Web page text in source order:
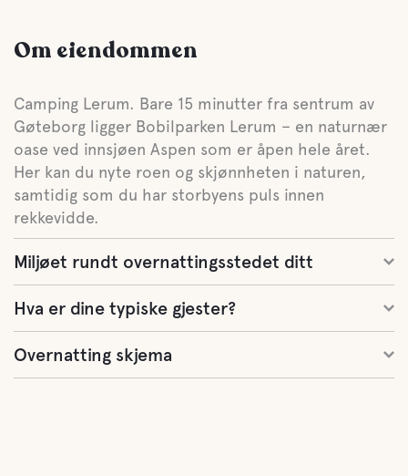
Om eiendommen
Camping Lerum. Bare 15 minutter fra sentrum av
Gøteborg ligger Bobilparken Lerum – en naturnær
oase ved innsjøen Aspen som er åpen hele året.
Her kan du nyte roen og skjønnheten i naturen,
samtidig som du har storbyens puls innen
rekkevidde.
Miljøet rundt overnattingsstedet ditt
Hva er dine typiske gjester?
Overnatting skjema